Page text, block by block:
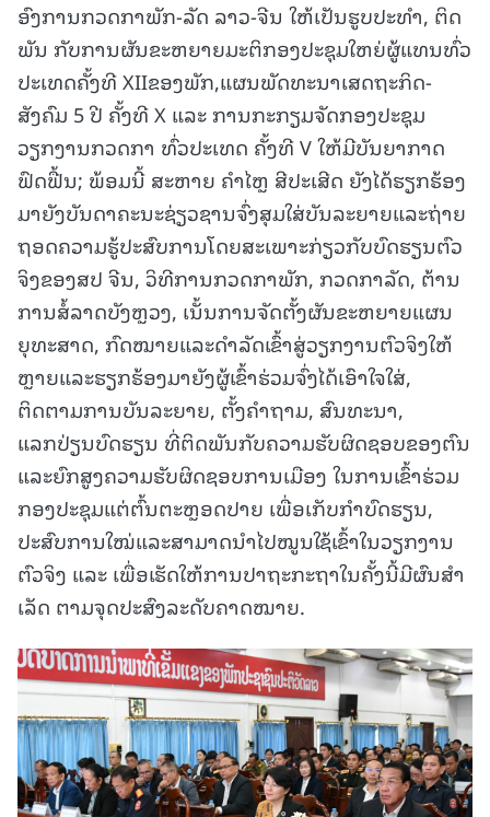
ອົງການກວດກາພັກ-ລັດ ລາວ-ຈີນ ໃຫ້ເປັນຮູບປະທໍາ, ຕິດ
ພັນ ກັບການຜັນຂະຫຍາຍມະຕິກອງປະຊຸມໃຫຍ່ຜູ້ແທນທົ່ວ
ປະເທດຄັ້ງທີ XIIຂອງພັກ,ແຜນພັດທະນາເສດຖະກິດ-
ສັງຄົມ 5 ປີ ຄັ້ງທີ X ແລະ ການກະກຽມຈັດກອງປະຊຸມ
ວຽກງານກວດກາ ທົ່ວປະເທດ ຄັ້ງທີ V ໃຫ້ມີບັນຍາກາດ
ຟົດຟື້ນ; ພ້ອມນີ້ ສະຫາຍ ຄຳໄຫຼ ສີປະເສີດ ຍັງໄດ້ຮຽກຮ້ອງ
ມາຍັງບັນດາຄະນະຊ່ຽວຊານຈົ່ງສຸມໃສ່ບັນລະຍາຍແລະຖ່າຍ
ຖອດຄວາມຮູ້ປະສົບການໂດຍສະເພາະກ່ຽວກັບບົດຮຽນຕົວ
ຈິງຂອງສປ ຈີນ, ວິທີການກວດກາພັກ, ກວດກາລັດ, ຕ້ານ
ການສໍ້ລາດບັງຫຼວງ, ເນັ້ນການຈັດຕັ້ງຜັນຂະຫຍາຍແຜນ
ຍຸທະສາດ, ກົດໝາຍແລະດໍາລັດເຂົ້າສູ່ວຽກງານຕົວຈິງໃຫ້
ຫຼາຍແລະຮຽກຮ້ອງມາຍັງຜູ້ເຂົ້າຮ່ວມຈົ່ງໄດ້ເອົາໃຈໃສ່,
ຕິດຕາມການບັນລະຍາຍ, ຕັ້ງຄໍາຖາມ, ສົນທະນາ,
ແລກປ່ຽນບົດຮຽນ ທີ່ຕິດພັນກັບຄວາມຮັບຜິດຊອບຂອງຕົນ
ແລະຍົກສູງຄວາມຮັບຜິດຊອບການເມືອງ ໃນການເຂົ້າຮ່ວມ
ກອງປະຊຸມແຕ່ຕົ້ນຕະຫຼອດປາຍ ເພື່ອເກັບກໍາບົດຮຽນ,
ປະສົບການໃໝ່ແລະສາມາດນໍາໄປໝູນໃຊ້ເຂົ້າໃນວຽກງານ
ຕົວຈິງ ແລະ ເພື່ອເຮັດໃຫ້ການປາຖະກະຖາໃນຄັ້ງນີ້ມີຜົນສໍາ
ເລັດ ຕາມຈຸດປະສົງລະດັບຄາດໝາຍ.